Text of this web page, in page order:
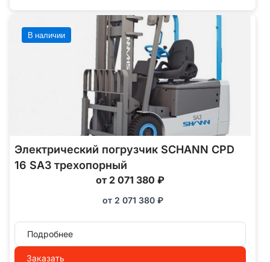
В наличии
Электрический погрузчик SCHANN CPD
16 SA3 трехопорный
от 2 071 380 ₽
от 2 071 380 ₽
Подробнее
Заказать